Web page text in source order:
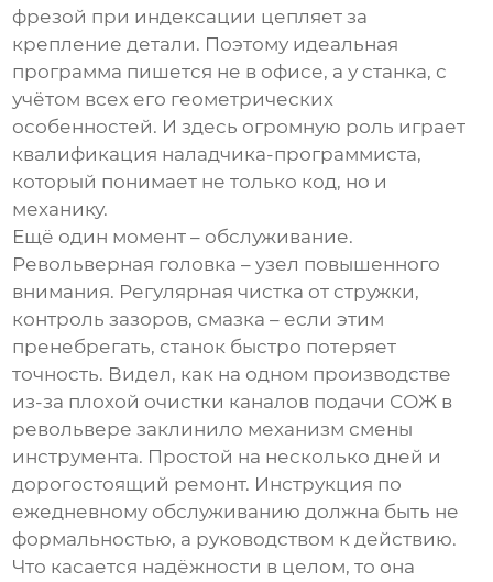
фрезой при индексации цепляет за
крепление детали. Поэтому идеальная
программа пишется не в офисе, а у станка, с
учётом всех его геометрических
особенностей. И здесь огромную роль играет
квалификация наладчика-программиста,
который понимает не только код, но и
механику.
Ещё один момент – обслуживание.
Револьверная головка – узел повышенного
внимания. Регулярная чистка от стружки,
контроль зазоров, смазка – если этим
пренебрегать, станок быстро потеряет
точность. Видел, как на одном производстве
из-за плохой очистки каналов подачи СОЖ в
револьвере заклинило механизм смены
инструмента. Простой на несколько дней и
дорогостоящий ремонт. Инструкция по
ежедневному обслуживанию должна быть не
формальностью, а руководством к действию.
Что касается надёжности в целом, то она